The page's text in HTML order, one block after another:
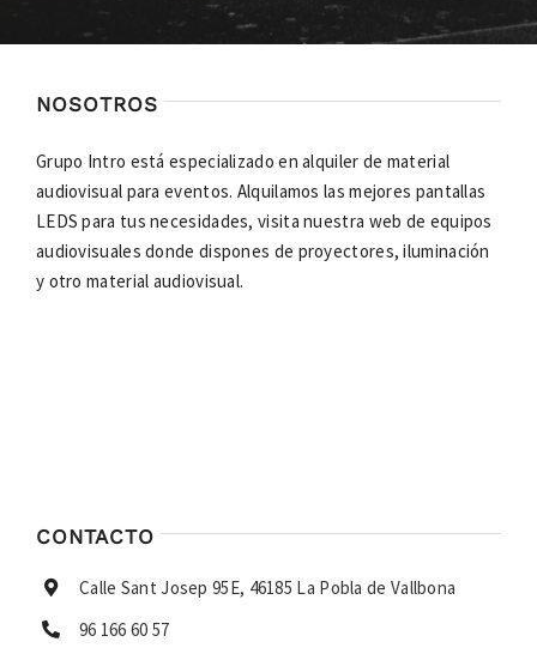
NOSOTROS
Grupo Intro está especializado en alquiler de material
audiovisual para eventos. Alquilamos las mejores pantallas
LEDS para tus necesidades, visita nuestra web de equipos
audiovisuales donde dispones de proyectores, iluminación
y otro material audiovisual.
CONTACTO
Calle Sant Josep 95E, 46185 La Pobla de Vallbona
96 166 60 57